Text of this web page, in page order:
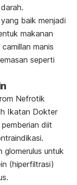
baik menjadi
makanan
camillan manis
seperti
Nefrotik
Ikatan Dokter
diit
untuk
(hiperfiltrasi)